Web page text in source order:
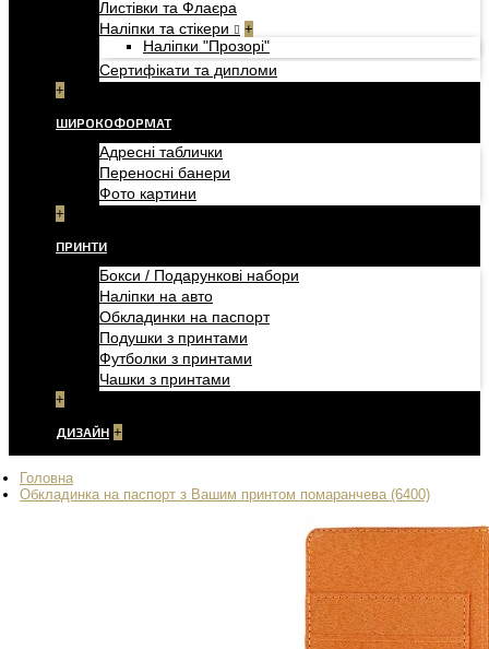
Листівки та Флаєра
Наліпки та стікери
+
Наліпки "Прозорі"
Сертифікати та дипломи
+
ШИРОКОФОРМАТ
Адресні таблички
Переносні банери
Фото картини
+
ПРИНТИ
Бокси / Подарункові набори
Наліпки на авто
Обкладинки на паспорт
Подушки з принтами
Футболки з принтами
Чашки з принтами
+
ДИЗАЙН +
Головна
Обкладинка на паспорт з Вашим принтом помаранчева (6400)